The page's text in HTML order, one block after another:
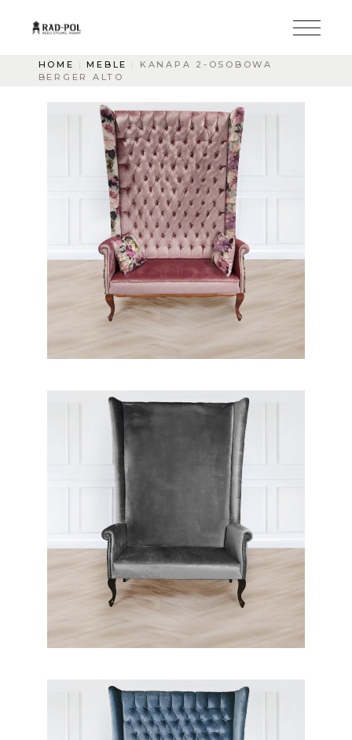
HOME MEBLE
KANAPA 2-OSOBOWA
BERGER ALTO